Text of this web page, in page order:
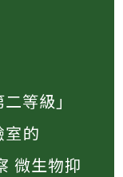
等級」
的
微生物抑